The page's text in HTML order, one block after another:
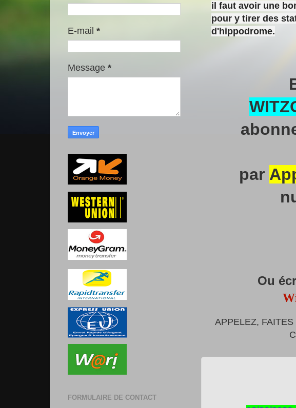
il faut avoir une
pour y tirer des
d'hippodrome.
par
Ou
APPELEZ,
E-mail *
Message *
FORMULAIRE DE CONTACT